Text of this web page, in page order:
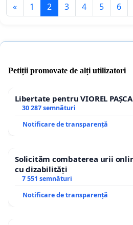
« 1 2 3 4 5 6
Petiții promovate de alți utilizatori
Libertate pentru VIOREL PAȘCA
30 287 semnături
Notificare de transparență
Solicităm combaterea urii
cu dizabilități
7 551 semnături
Notificare de transparență